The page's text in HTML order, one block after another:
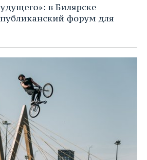
в Билярске
форум для